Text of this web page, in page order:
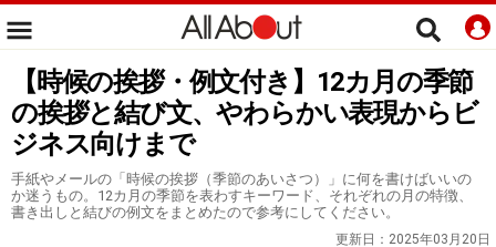
【時候の挨拶・例文付き】12カ月の季節
の挨拶と結び文、やわらかい表現からビ
ジネス向けまで
手紙やメールの「時候の挨拶（季節のあいさつ）」に何を書けばいいの
か迷うもの。12カ月の季節を表わすキーワード、それぞれの月の特徴、
書き出しと結びの例文をまとめたので参考にしてください。
更新日： 2025年03月20日